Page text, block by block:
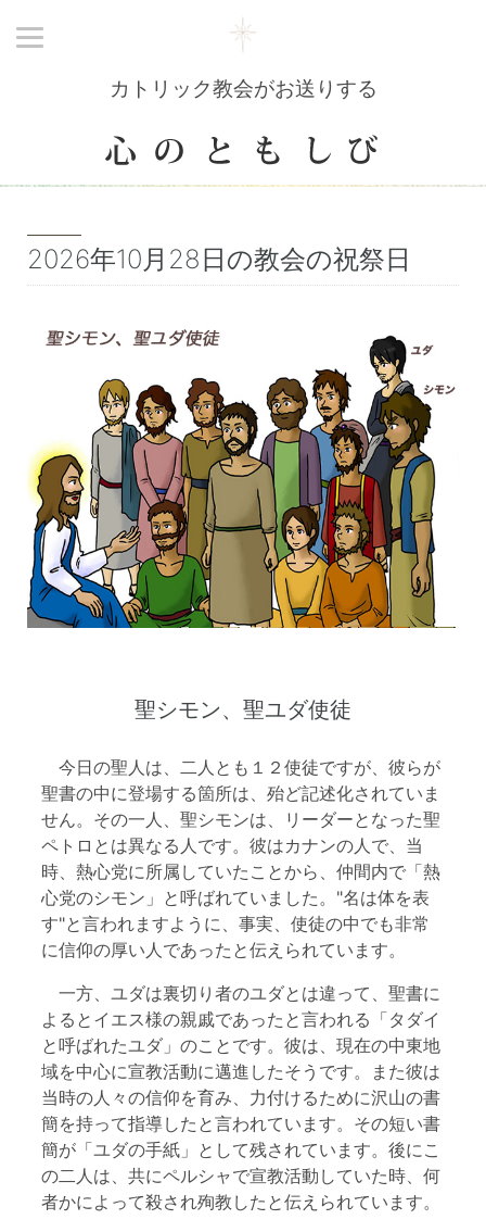
カトリック教会がお送りする
2026年10月28日の教会の祝祭日
聖シモン、聖ユダ使徒
今日の聖人は、二人とも１２使徒ですが、彼らが
聖書の中に登場する箇所は、殆ど記述化されていま
せん。その一人、聖シモンは、リーダーとなった聖
ペトロとは異なる人です。彼はカナンの人で、当
時、熱心党に所属していたことから、仲間内で「熱
心党のシモン」と呼ばれていました。"名は体を表
す"と言われますように、事実、使徒の中でも非常
に信仰の厚い人であったと伝えられています。
一方、ユダは裏切り者のユダとは違って、聖書に
よるとイエス様の親戚であったと言われる「タダイ
と呼ばれたユダ」のことです。彼は、現在の中東地
域を中心に宣教活動に邁進したそうです。また彼は
当時の人々の信仰を育み、力付けるために沢山の書
簡を持って指導したと言われています。その短い書
簡が「ユダの手紙」として残されています。後にこ
の二人は、共にペルシャで宣教活動していた時、何
者かによって殺され殉教したと伝えられています。